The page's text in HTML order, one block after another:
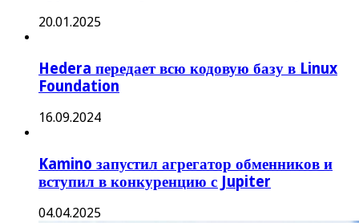
20.01.2025
Hedera передает всю кодовую базу в Linux
Foundation
16.09.2024
Kamino запустил агрегатор обменников и
вступил в конкуренцию с Jupiter
04.04.2025